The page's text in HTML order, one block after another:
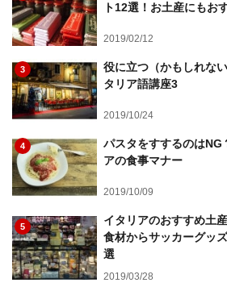
ト12選！お土産にもお
2019/02/12
3
役に立つ（かもしれな
タリア語講座3
2019/10/24
4
パスタをすするのはNG
アの食事マナー
2019/10/09
5
イタリアのおすすめ土
食材からサッカーグッ
選
2019/03/28